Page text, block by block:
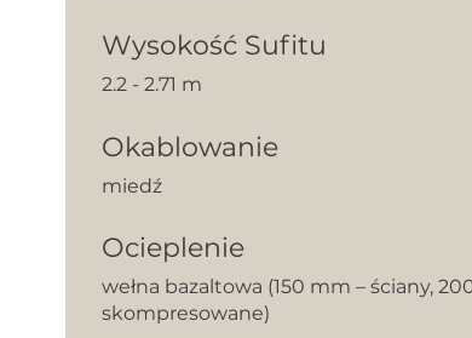
Wysokość Sufitu
2.2 - 2.71 m
Okablowanie
miedź
Ocieplenie
wełna bazaltowa (150 mm – ściany,
skompresowane)